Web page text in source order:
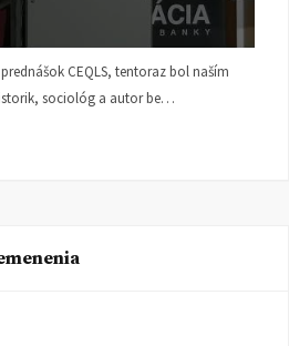
CEQLS, tentoraz bol naším
sociológ a autor be…